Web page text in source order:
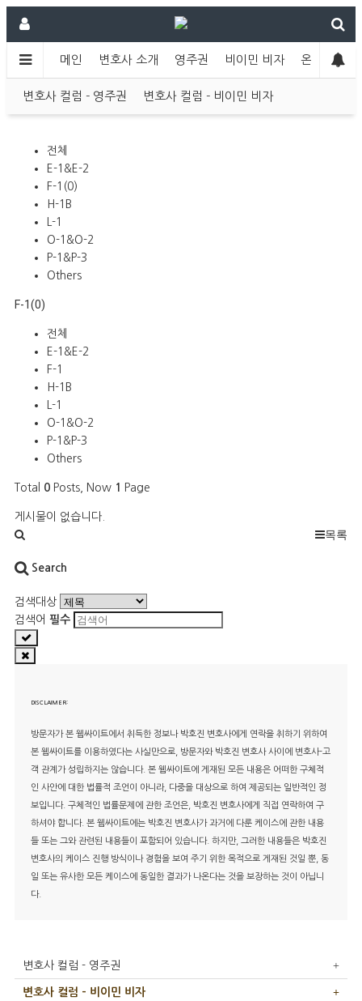
메인 변호사 소개 영주권 비이민 비자 온라인 상담
변호사 컬럼 - 영주권 변호사 컬럼 - 비이민 비자
전체
E-1&E-2
F-1(0)
H-1B
L-1
O-1&O-2
P-1&P-3
Others
F-1(0)
전체
E-1&E-2
F-1
H-1B
L-1
O-1&O-2
P-1&P-3
Others
Total 0 Posts, Now 1 Page
게시물이 없습니다.
목록
Search
검색대상
검색어 필수
DISCLAIMER:
방문자가 본 웹싸이트에서 취득한 정보나 박호진 변호사에게 연락을 취하기 위하여
본 웹싸이트를 이용하였다는 사실만으로, 방문자와 박호진 변호사 사이에 변호사-고
객 관계가 성립하지는 않습니다. 본 웹싸이트에 게재된 모든 내용은 어떠한 구체적
인 사안에 대한 법률적 조언이 아니라, 다중을 대상으로 하여 제공되는 일반적인 정
보입니다. 구체적인 법률문제에 관한 조언은, 박호진 변호사에게 직접 연락하여 구
하셔야 합니다. 본 웹싸이트에는 박호진 변호사가 과거에 다룬 케이스에 관한 내용
들 또는 그와 관련된 내용들이 포함되어 있습니다. 하지만, 그러한 내용들은 박호진
변호사의 케이스 진행 방식이나 경험을 보여 주기 위한 목적으로 게재된 것일 뿐, 동
일 또는 유사한 모든 케이스에 동일한 결과가 나온다는 것을 보장하는 것이 아닙니
다.
변호사 컬럼 - 영주권
변호사 컬럼 - 비이민 비자